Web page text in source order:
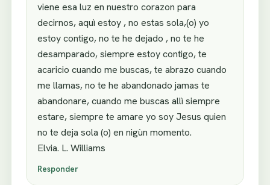
viene esa luz en nuestro corazon para
decirnos, aquì estoy , no estas sola,(o) yo
estoy contigo, no te he dejado , no te he
desamparado, siempre estoy contigo, te
acaricio cuando me buscas, te abrazo cuando
me llamas, no te he abandonado jamas te
abandonare, cuando me buscas allì siempre
estare, siempre te amare yo soy Jesus quien
no te deja sola (o) en nigùn momento.
Elvia. L. Williams
Responder